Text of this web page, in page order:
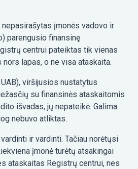
įmonės vadovo ir
parengusio finansinę
centrui pateiktas tik vienas
lapas, o ne visa ataskaita.
viršijusios nustatytus
su finansinės ataskaitomis
išvadas, jų nepateikė. Galima
nebuvo atliktas.
ir vardinti. Tačiau norėtųsi
įmonė turėtų atsakingai
ataskaitas Registrų centrui, nes